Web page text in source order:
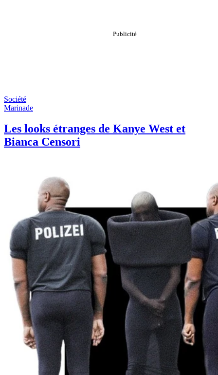
Société
Marinade
Les looks étranges de Kanye West et
Bianca Censori